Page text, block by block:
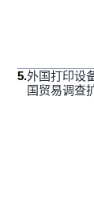
5.外国打印设
国贸易调查